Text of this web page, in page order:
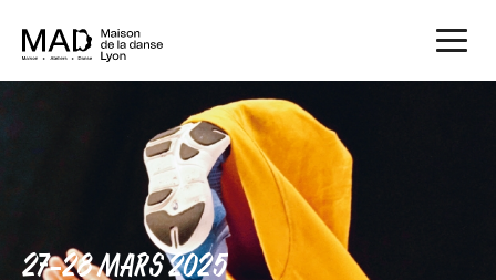
27-28 MARS 2025